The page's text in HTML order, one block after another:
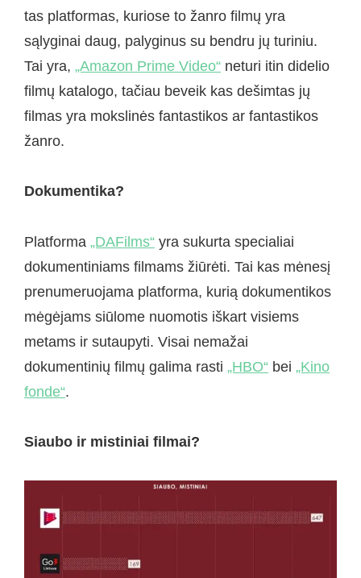
tas platformas, kuriose to žanro filmų yra
sąlyginai daug, palyginus su bendru jų turiniu.
Tai yra, „Amazon Prime Video“ neturi itin didelio
filmų katalogo, tačiau beveik kas dešimtas jų
filmas yra mokslinės fantastikos ar fantastikos
žanro.
Dokumentika?
Platforma „DAFilms“ yra sukurta specialiai
dokumentiniams filmams žiūrėti. Tai kas mėnesį
prenumeruojama platforma, kurią dokumentikos
mėgėjams siūlome nuomotis iškart visiems
metams ir sutaupyti. Visai nemažai
dokumentinių filmų galima rasti „HBO“ bei „Kino
fonde“.
Siaubo ir mistiniai filmai?